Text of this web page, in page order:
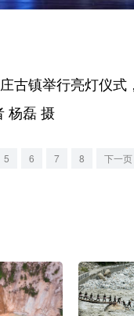
镇举行亮灯仪式
杨磊 摄
5 6 7 8 下一页